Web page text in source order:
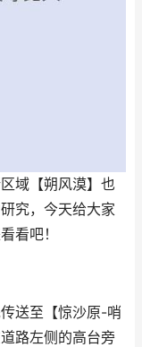
域【朔风漠】也
究，今天给大家
看吧！
送至【惊沙原-哨
路左侧的高台旁